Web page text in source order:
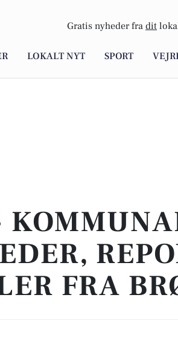
Gratis nyheder fra dit
LOKALT NYT SPORT
FRA